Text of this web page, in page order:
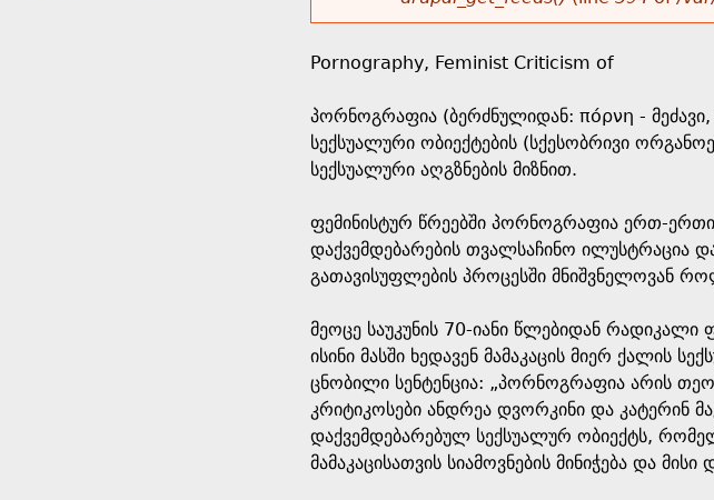
r
s
e
h
e
r
e
o
r
m
e
s
s
a
g
Pornography, Feminist Criticism of
პორნოგრაფია (ბერძნულიდან: πόρνη -
სექსუალური ობიექტების (სქესობრივი
სექსუალური აღგზნების მიზნით.
ფემინისტურ წრეებში პორნოგრაფია ერთ-
დაქვემდებარების თვალსაჩინო ილუსტრაცია
გათავისუფლების პროცესში მნიშვნელოვან
მეოცე საუკუნის 70-იანი წლებიდან რადიკალი
ისინი მასში ხედავენ მამაკაცის მიერ ქალის
ცნობილი სენტენცია: „პორნოგრაფია არის
კრიტიკოსები ანდრეა დვორკინი და კატერინ
დაქვემდებარებულ სექსუალურ ობიექტს,
მამაკაცისათვის სიამოვნების მინიჭება და